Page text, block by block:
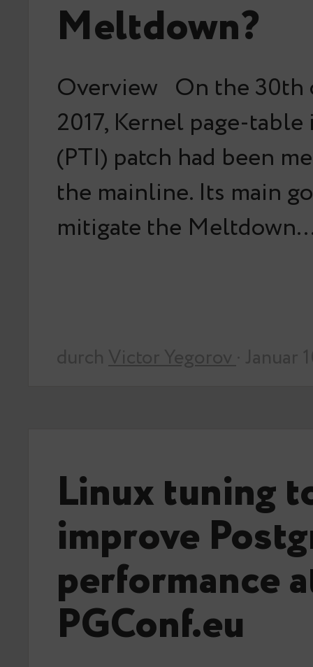
Meltdown?
Overview On the 30th
2017, Kernel page-
(PTI) patch had been
the mainline. Its main
mitigate the
Linux tuning
improve
performance
PGConf.eu